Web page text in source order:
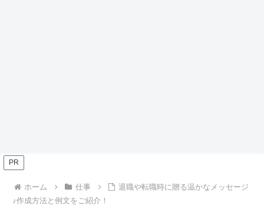
PR
ホーム 仕事
退職や転職時に贈る温かなメッセージ
♪作成方法と例文をご紹介！